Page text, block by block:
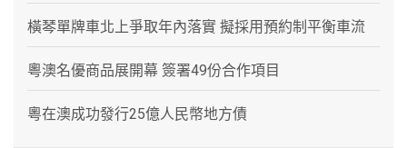
橫琴單牌車北上爭取年內落實 擬採用預約制平衡車流
粵澳名優商品展開幕 簽署49份合作項目
粵在澳成功發行25億人民幣地方債